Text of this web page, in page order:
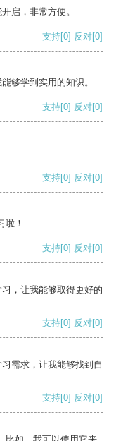
启，非常方便。
支持[0] 反对[0]
够学到实用的知识。
支持[0] 反对[0]
支持[0] 反对[0]
啦！
支持[0] 反对[0]
，让我能够取得更好的
支持[0] 反对[0]
需求，让我能够找到自
支持[0] 反对[0]